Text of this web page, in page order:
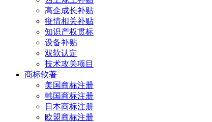
高企成长补贴
疫情相关补贴
知识产权贯标
设备补贴
双软认定
技术攻关项目
商标软著
美国商标注册
韩国商标注册
日本商标注册
欧盟商标注册